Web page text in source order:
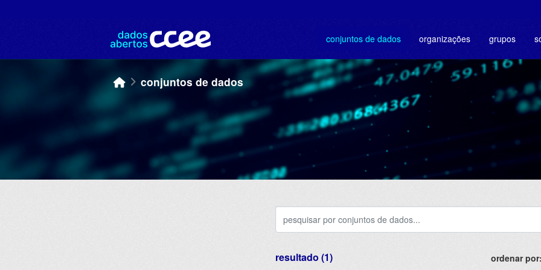
conjuntos de dados organizações grupos
conjuntos de dados
ordenar por
resultado (1)